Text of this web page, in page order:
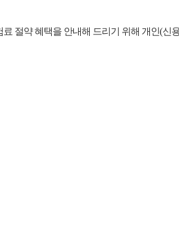
절약 혜택을 안내해 드리기 위해 개인(신